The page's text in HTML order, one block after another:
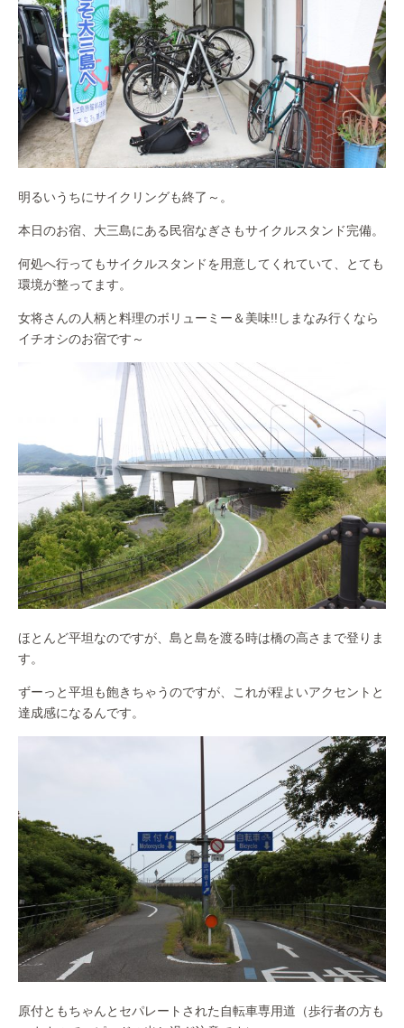
明るいうちにサイクリングも終了～。
本日のお宿、大三島にある民宿なぎさもサイクルスタンド完備。
何処へ行ってもサイクルスタンドを用意してくれていて、とても
環境が整ってます。
女将さんの人柄と料理のボリューミー＆美味!!しまなみ行くなら
イチオシのお宿です～
ほとんど平坦なのですが、島と島を渡る時は橋の高さまで登りま
す。
ずーっと平坦も飽きちゃうのですが、これが程よいアクセントと
達成感になるんです。
原付ともちゃんとセパレートされた自転車専用道（歩行者の方も